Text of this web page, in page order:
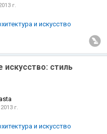
г.
и искусство
искусство: стиль
г.
и искусство